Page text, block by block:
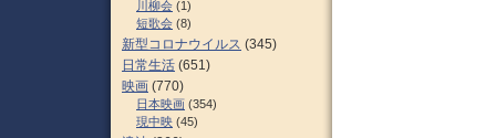
川柳会 (1)
短歌会 (8)
新型コロナウイルス (345)
日常生活 (651)
映画 (770)
日本映画 (354)
現中映 (45)